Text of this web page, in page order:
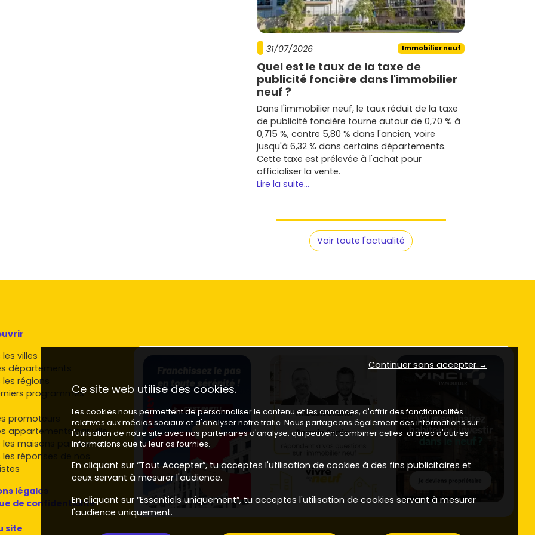
privilégient les secteurs résidentiels proches des
Arpajon et dans les communes voisines. Parmi les
souvent avec un soin particulier sur l'énergie et
aux appartements familiaux.
soignées et travail architectural sur les façades.
d'envergure, emplacements stratégiques,
Immo: présents en Île‑de‑France, avec des
sécurité, parkings).
et les prestations (parquet, carrelage, domotique)
31/07/2026 Immobilier neuf
Quel est le taux de la taxe de
publicité foncière dans l'immobilier
neuf ?
Dans l'immobilier neuf, le taux réduit de la taxe
de publicité foncière tourne autour de 0,70 % à
0,715 %, contre 5,80 % dans l'ancien, voire
jusqu'à 6,32 % dans certains départements.
Cette taxe est prélevée à l'achat pour
officialiser la vente.
Lire la suite...
Voir toute l'actualité
villes
départements
régions
programmes
promoteurs
appartements par ville
les maisons par ville
réponses de nos
légales
de confidentialité
site
Continuer sans accepter →
Ce site web utilise des cookies.
Les cookies nous permettent de personnaliser le contenu et les annonces, d'offrir des fonctionnalités
relatives aux médias sociaux et d'analyser notre trafic. Nous partageons également des informations sur
l'utilisation de notre site avec nos partenaires d'analyse, qui peuvent combiner celles-ci avec d'autres
informations que tu leur as fournies.
En cliquant sur “Tout Accepter”, tu acceptes l'utilisation de cookies à des fins publicitaires et
ceux servant à mesurer l'audience.
En cliquant sur “Essentiels uniquement”, tu acceptes l'utilisation de cookies servant à mesurer
l'audience uniquement.